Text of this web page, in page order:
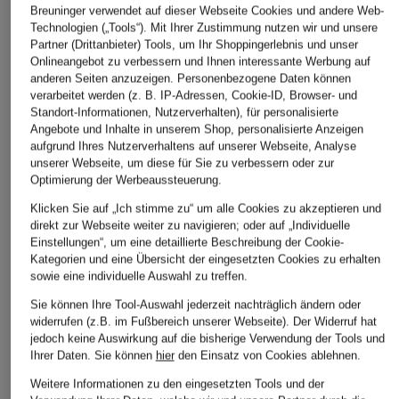
+Aktionsrabatt
lilienfels
Lederjacke
279,99 €
Bestpreis:
237,99 €
Ursprünglich:349,99 €
Marc O'Polo
Jacke
299,95 €
+Aktionsrabatt
Y.A.S.
Jeansblouson mit
Schmucksteinen
32,99 €
Weitere Kategorien
Breuninger verwendet auf dieser Webseite Cookies und andere Web-
Technologien („Tools“). Mit Ihrer Zustimmung nutzen wir und unsere
Partner (Drittanbieter) Tools, um Ihr Shoppingerlebnis und unser
Onlineangebot zu verbessern und Ihnen interessante Werbung auf
anderen Seiten anzuzeigen. Personenbezogene Daten können
verarbeitet werden (z. B. IP-Adressen, Cookie-ID, Browser- und
Standort-Informationen, Nutzerverhalten), für personalisierte
Angebote und Inhalte in unserem Shop, personalisierte Anzeigen
aufgrund Ihres Nutzerverhaltens auf unserer Webseite, Analyse
unserer Webseite, um diese für Sie zu verbessern oder zur
Optimierung der Werbeaussteuerung.
Klicken Sie auf „Ich stimme zu“ um alle Cookies zu akzeptieren und
direkt zur Webseite weiter zu navigieren; oder auf „Individuelle
Einstellungen“, um eine detaillierte Beschreibung der Cookie-
Kategorien und eine Übersicht der eingesetzten Cookies zu erhalten
sowie eine individuelle Auswahl zu treffen.
Sie können Ihre Tool-Auswahl jederzeit nachträglich ändern oder
widerrufen (z.B. im Fußbereich unserer Webseite). Der Widerruf hat
jedoch keine Auswirkung auf die bisherige Verwendung der Tools und
Ihrer Daten. Sie können hierden Einsatz von Cookies ablehnen.
Weitere Informationen zu den eingesetzten Tools und der